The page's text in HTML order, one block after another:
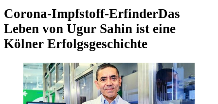
Corona-Impfstoff-ErfinderDas
Leben von Ugur Sahin ist eine
Kölner Erfolgsgeschichte